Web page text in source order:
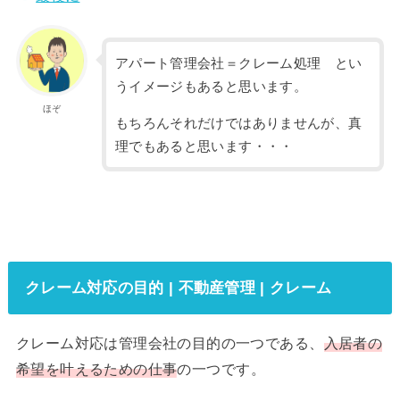
ほぞ
アパート管理会社＝クレーム処理 とい
うイメージもあると思います。
もちろんそれだけではありませんが、真
理でもあると思います・・・
クレーム対応の目的 | 不動産管理 | クレーム
クレーム対応は管理会社の目的の一つである、 入居者の
希望を叶えるための仕事の一つです。